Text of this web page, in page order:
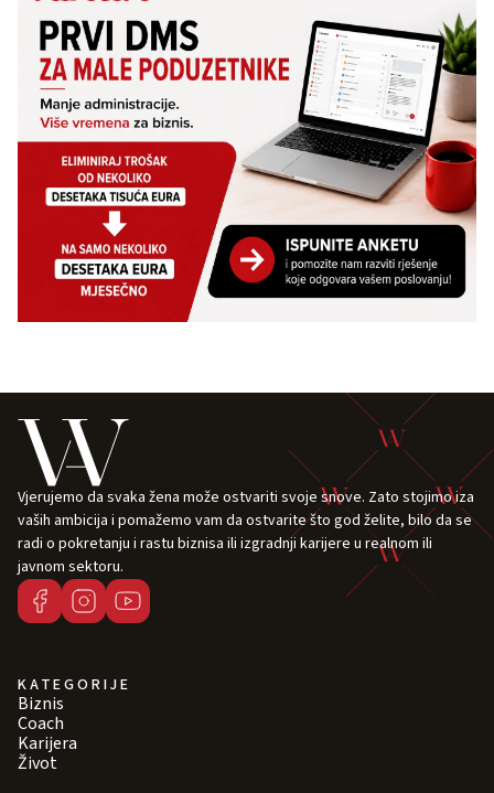
Vjerujemo da svaka žena može ostvariti svoje snove. Zato stojimo iza
vaših ambicija i pomažemo vam da ostvarite što god želite, bilo da se
radi o pokretanju i rastu biznisa ili izgradnji karijere u realnom ili
javnom sektoru.
KATEGORIJE
Biznis
Coach
Karijera
Život